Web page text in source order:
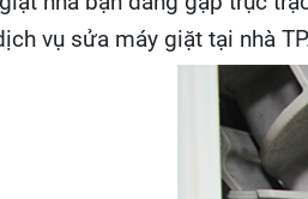
vụ sửa máy giặt tại nhà